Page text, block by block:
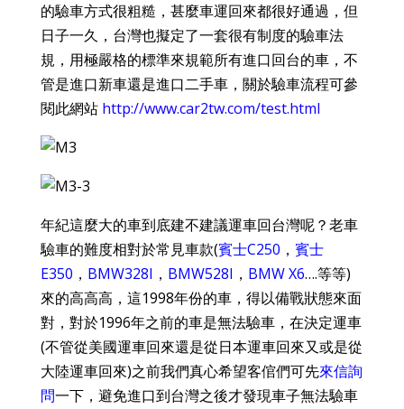
的驗車方式很粗糙，甚麼車運回來都很好通過，但
日子一久，台灣也擬定了一套很有制度的驗車法
規，用極嚴格的標準來規範所有進口回台的車，不
管是進口新車還是進口二手車，關於驗車流程可參
閱此網站 http://www.car2tw.com/test.html
年紀這麼大的車到底建不建議運車回台灣呢？老車
驗車的難度相對於常見車款(賓士C250 ， 賓士
E350 ， BMW328I ， BMW528I ， BMW X6….等等)
來的高高高，這1998年份的車，得以備戰狀態來面
對，對於1996年之前的車是無法驗車，在決定運車
(不管從美國運車回來還是從日本運車回來又或是從
大陸運車回來)之前我們真心希望客倌們可先來信詢
問一下，避免進口到台灣之後才發現車子無法驗車